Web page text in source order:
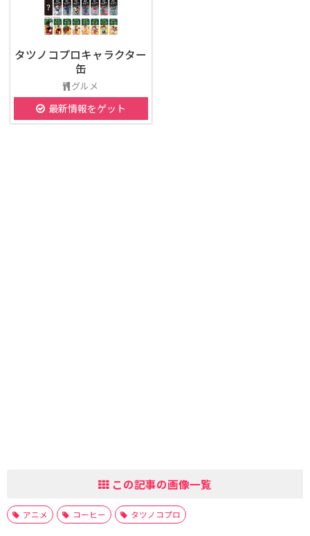
タツノコプロキャラクター
缶
グルメ
最新情報をゲット
この記事の画像一覧
アニメ コーヒー タツノコプロ